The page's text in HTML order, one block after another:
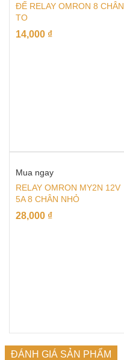
ĐẾ RELAY OMRON 8 CHÂN
TO
14,000 ₫
Mua ngay
RELAY OMRON MY2N 12V
5A 8 CHÂN NHỎ
28,000 ₫
ĐÁNH GIÁ SẢN PHẨM